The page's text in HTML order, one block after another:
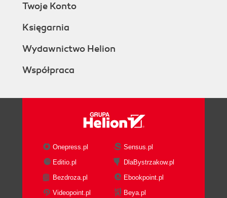
Twoje Konto
Księgarnia
Wydawnictwo Helion
Współpraca
Onepress.pl
Sensus.pl
Editio.pl
DlaBystrzakow.pl
Bezdroza.pl
Ebookpoint.pl
Videopoint.pl
Beya.pl